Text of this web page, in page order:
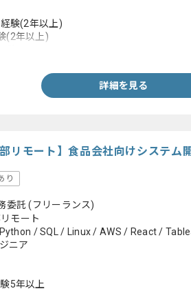
験(2年以上)
(2年以上)
詳細を見る
リモート】食品会社向けシステム
り
委託(フリーランス)
モート
/ SQL / Linux / AWS / React /
ニア
5年以上